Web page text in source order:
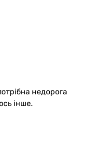
недорога
інше.